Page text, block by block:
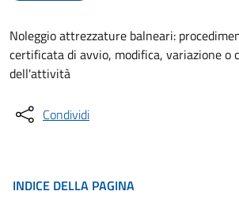
Noleggio attrezzature balneari:
certificata di avvio, modifica, variazione o
dell'attività
Condividi
INDICE DELLA PAGINA